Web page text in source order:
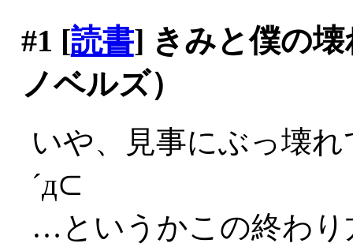
#1 [読書] きみと僕の
ノベルズ）
いや、見事にぶっ壊
´д⊂
…というかこの終わ